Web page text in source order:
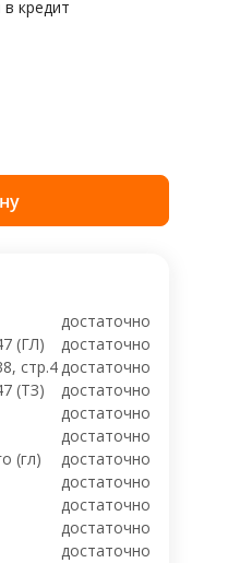
кредит
достаточно
(ГЛ)
достаточно
стр.4достаточно
(ТЗ)
достаточно
достаточно
достаточно
(гл)
достаточно
достаточно
достаточно
достаточно
достаточно